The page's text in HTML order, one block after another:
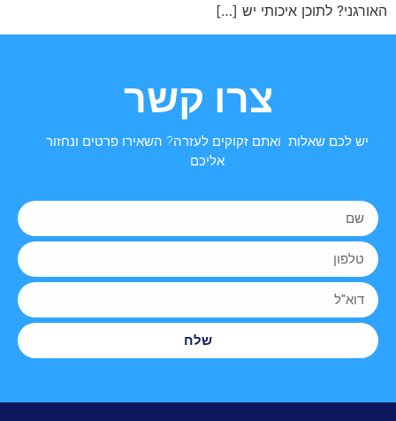
האורגני? לתוכן איכותי יש […]
צרו קשר
יש לכם שאלות ואתם זקוקים לעזרה? השאירו פרטים ונחזור
אליכם
שלח